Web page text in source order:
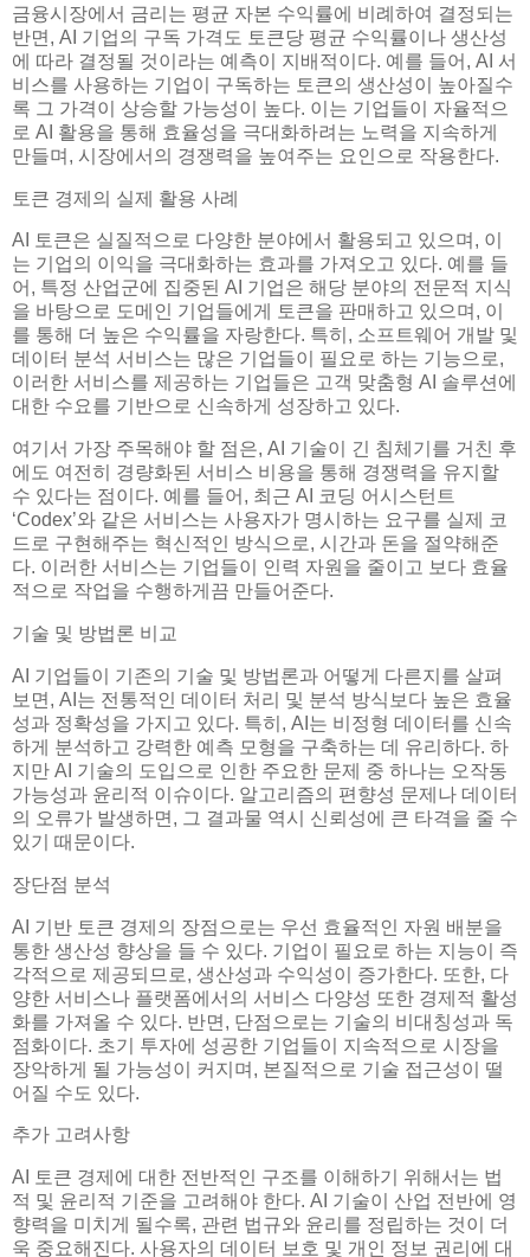
금융시장에서 금리는 평균 자본 수익률에 비례하여 결정되는
반면, AI 기업의 구독 가격도 토큰당 평균 수익률이나 생산성
에 따라 결정될 것이라는 예측이 지배적이다. 예를 들어, AI 서
비스를 사용하는 기업이 구독하는 토큰의 생산성이 높아질수
록 그 가격이 상승할 가능성이 높다. 이는 기업들이 자율적으
로 AI 활용을 통해 효율성을 극대화하려는 노력을 지속하게
만들며, 시장에서의 경쟁력을 높여주는 요인으로 작용한다.
토큰 경제의 실제 활용 사례
AI 토큰은 실질적으로 다양한 분야에서 활용되고 있으며, 이
는 기업의 이익을 극대화하는 효과를 가져오고 있다. 예를 들
어, 특정 산업군에 집중된 AI 기업은 해당 분야의 전문적 지식
을 바탕으로 도메인 기업들에게 토큰을 판매하고 있으며, 이
를 통해 더 높은 수익률을 자랑한다. 특히, 소프트웨어 개발 및
데이터 분석 서비스는 많은 기업들이 필요로 하는 기능으로,
이러한 서비스를 제공하는 기업들은 고객 맞춤형 AI 솔루션에
대한 수요를 기반으로 신속하게 성장하고 있다.
여기서 가장 주목해야 할 점은, AI 기술이 긴 침체기를 거친 후
에도 여전히 경량화된 서비스 비용을 통해 경쟁력을 유지할
수 있다는 점이다. 예를 들어, 최근 AI 코딩 어시스턴트
‘Codex’와 같은 서비스는 사용자가 명시하는 요구를 실제 코
드로 구현해주는 혁신적인 방식으로, 시간과 돈을 절약해준
다. 이러한 서비스는 기업들이 인력 자원을 줄이고 보다 효율
적으로 작업을 수행하게끔 만들어준다.
기술 및 방법론 비교
AI 기업들이 기존의 기술 및 방법론과 어떻게 다른지를 살펴
보면, AI는 전통적인 데이터 처리 및 분석 방식보다 높은 효율
성과 정확성을 가지고 있다. 특히, AI는 비정형 데이터를 신속
하게 분석하고 강력한 예측 모형을 구축하는 데 유리하다. 하
지만 AI 기술의 도입으로 인한 주요한 문제 중 하나는 오작동
가능성과 윤리적 이슈이다. 알고리즘의 편향성 문제나 데이터
의 오류가 발생하면, 그 결과물 역시 신뢰성에 큰 타격을 줄 수
있기 때문이다.
장단점 분석
AI 기반 토큰 경제의 장점으로는 우선 효율적인 자원 배분을
통한 생산성 향상을 들 수 있다. 기업이 필요로 하는 지능이 즉
각적으로 제공되므로, 생산성과 수익성이 증가한다. 또한, 다
양한 서비스나 플랫폼에서의 서비스 다양성 또한 경제적 활성
화를 가져올 수 있다. 반면, 단점으로는 기술의 비대칭성과 독
점화이다. 초기 투자에 성공한 기업들이 지속적으로 시장을
장악하게 될 가능성이 커지며, 본질적으로 기술 접근성이 떨
어질 수도 있다.
추가 고려사항
AI 토큰 경제에 대한 전반적인 구조를 이해하기 위해서는 법
적 및 윤리적 기준을 고려해야 한다. AI 기술이 산업 전반에 영
향력을 미치게 될수록, 관련 법규와 윤리를 정립하는 것이 더
욱 중요해진다. 사용자의 데이터 보호 및 개인 정보 권리에 대